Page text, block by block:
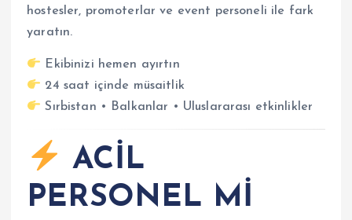
hostesler, promoterlar ve event personeli ile fark
yaratın.
Ekibinizi hemen ayırtın
24 saat içinde müsaitlik
Sırbistan • Balkanlar • Uluslararası etkinlikler
ACİL
PERSONEL Mİ